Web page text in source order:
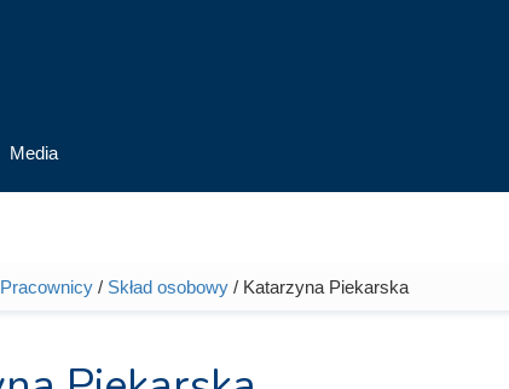
Media
Pracownicy/ Skład osobowy/ Katarzyna Piekarska